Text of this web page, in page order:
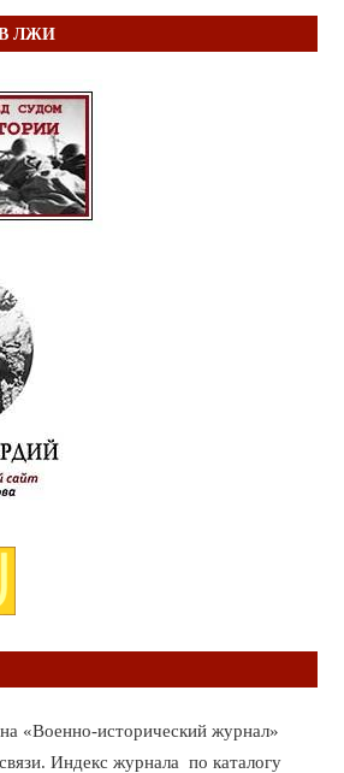
ЛЖИ
«Военно-исторический журнал»
Индекс журнала по каталогу